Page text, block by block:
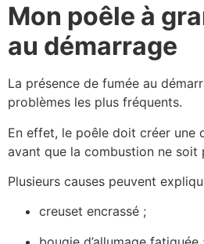
Mon poêle à
au démarrage
La présence de fumée au
problèmes les plus fréquents.
En effet, le poêle doit créer une
avant que la combustion ne soit
Plusieurs causes peuvent
creuset encrassé ;